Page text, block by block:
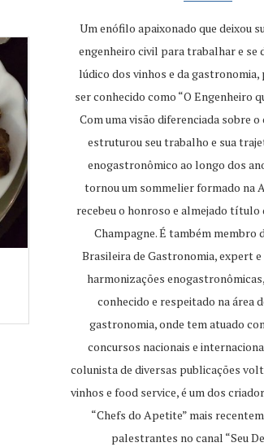
Um enófilo apaixonado que deixou
engenheiro civil para trabalhar e se
lúdico dos vinhos e da gastronomia,
ser conhecido como “O Engenheiro
Com uma visão diferenciada sobre o
estruturou seu trabalho e sua
enogastronômico ao longo dos
tornou um sommelier formado na
recebeu o honroso e almejado título
Champagne. É também membro
Brasileira de Gastronomia, expert
harmonizações
conhecido e respeitado na área
gastronomia, onde tem atuado
concursos nacionais e
colunista de diversas publicações
vinhos e food service, é um dos
“Chefs do Apetite” mais
palestrantes no canal “Seu